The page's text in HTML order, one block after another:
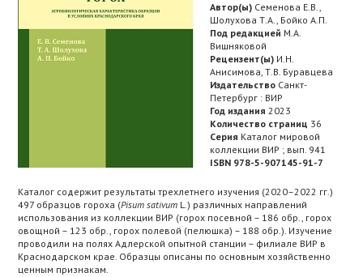
Автор(ы) Семенова Е.В.,
Шолухова Т.А., Бойко А.П.
Под редакцией М.А.
Вишняковой
Рецензент(ы) И.Н.
Анисимова, Т.В. Буравцева
Издательство Санкт-
Петербург : ВИР
Год издания 2023
Количество страниц 36
Серия Каталог мировой
коллекции ВИР ; вып. 941
ISBN 978-5-907145-91-7
Каталог содержит результаты трехлетнего изучения (2020–2022 гг.)
497 образцов гороха (Pisum sativum L.) различных направлений
использования из коллекции ВИР (горох посевной – 186 обр., горох
овощной – 123 обр., горох полевой (пелюшка) – 188 обр.). Изучение
проводили на полях Адлерской опытной станции – филиале ВИР в
Краснодарском крае. Образцы описаны по основным хозяйственно
ценным признакам.